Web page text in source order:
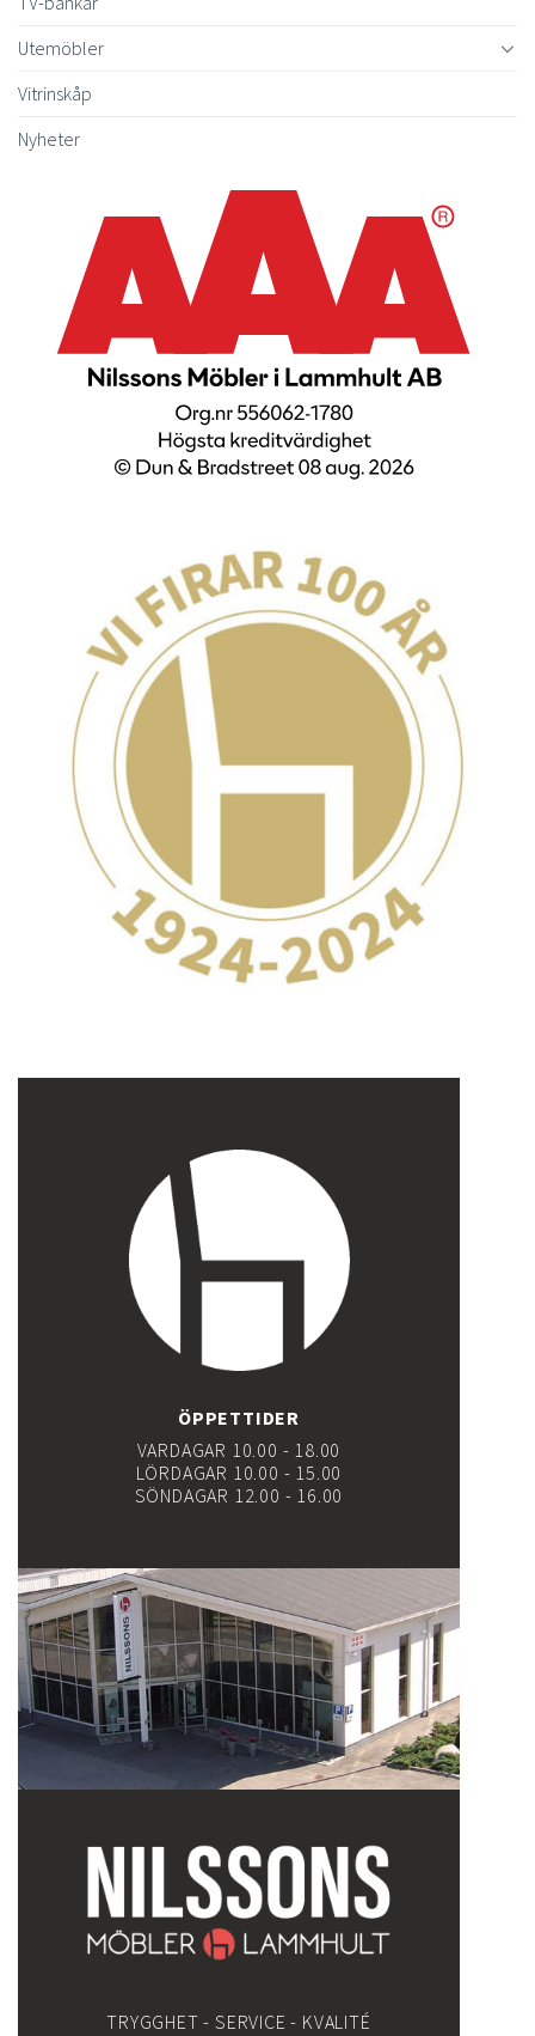
Utemöbler
Vitrinskåp
Nyheter
ÖPPETTIDER
VARDAGAR 10.00 - 18.00
LÖRDAGAR 10.00 - 15.00
SÖNDAGAR 12.00 - 16.00
TRYGGHET - SERVICE - KVALITÉ